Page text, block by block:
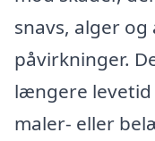
snavs, alger
påvirkninger.
længere levetid
maler- eller